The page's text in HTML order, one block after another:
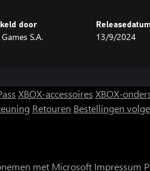
door
S.A. 13/9/2024
XBOX-accessoires XBOX-
Retouren Bestellingen
met Microsoft Impressum